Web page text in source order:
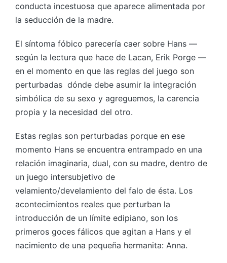
conducta incestuosa que aparece alimentada por
la seducción de la madre.
El síntoma fóbico parecería caer sobre Hans —
según la lectura que hace de Lacan, Erik Porge —
en el momento en que las reglas del juego son
perturbadas dónde debe asumir la integración
simbólica de su sexo y agreguemos, la carencia
propia y la necesidad del otro.
Estas reglas son perturbadas porque en ese
momento Hans se encuentra entrampado en una
relación imaginaria, dual, con su madre, dentro de
un juego intersubjetivo de
velamiento/develamiento del falo de ésta. Los
acontecimientos reales que perturban la
introducción de un límite edipiano, son los
primeros goces fálicos que agitan a Hans y el
nacimiento de una pequeña hermanita: Anna.